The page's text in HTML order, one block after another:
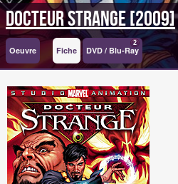
Docteur Strange [2009]
Oeuvre Fiche DVD / Blu-Ray
2